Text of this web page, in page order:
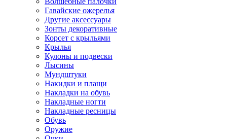
Гавайские ожерелья
Другие аксессуары
Зонты декоративные
Корсет с крыльями
Крылья
Кулоны и подвески
Лысины
Мундштуки
Накидки и плащи
Накладки на обувь
Накладные ногти
Накладные ресницы
Обувь
Оружие